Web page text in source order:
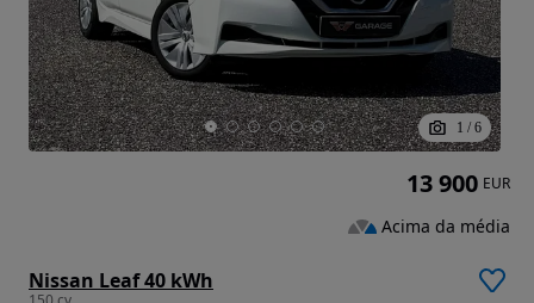
1 / 6
Nissan Leaf 40 kWh
13 900 EUR
Acima da média